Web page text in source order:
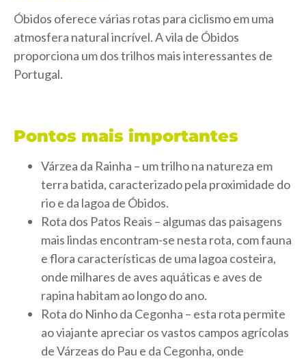
Óbidos oferece várias rotas para ciclismo em uma
atmosfera natural incrível. A vila de Óbidos
proporciona um dos trilhos mais interessantes de
Portugal.
Pontos mais importantes
Várzea da Rainha – um trilho na natureza em
terra batida, caracterizado pela proximidade do
rio e da lagoa de Óbidos.
Rota dos Patos Reais – algumas das paisagens
mais lindas encontram-se nesta rota, com fauna
e flora características de uma lagoa costeira,
onde milhares de aves aquáticas e aves de
rapina habitam ao longo do ano.
Rota do Ninho da Cegonha – esta rota permite
ao viajante apreciar os vastos campos agrícolas
de Várzeas do Pau e da Cegonha, onde